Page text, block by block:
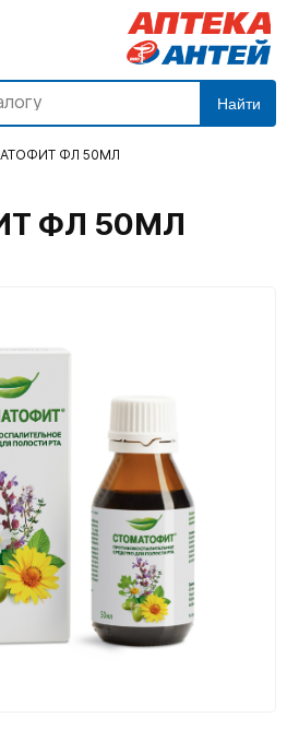
Найти
ФЛ 50МЛ
ФЛ 50МЛ